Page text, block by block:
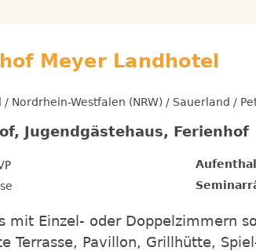
Meyer Landhotel
/ Nordrhein-Westfalen (NRW) / Sauerland /
Jugendgästehaus, Ferienhof
mit Einzel- oder Doppelzimmern
Terrasse, Pavillon, Grillhütte,